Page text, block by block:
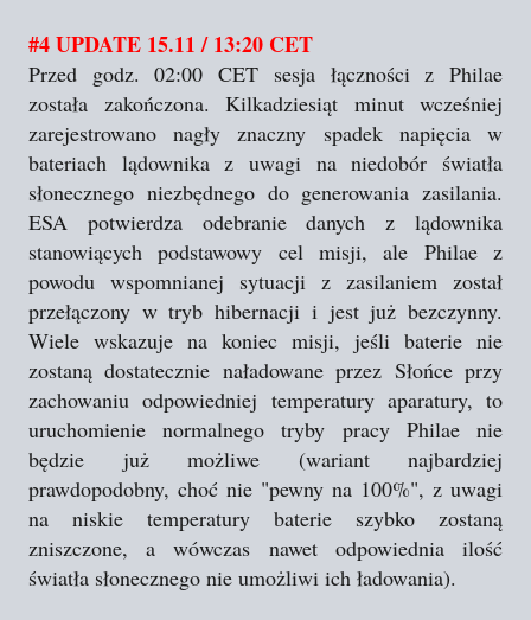
#4 UPDATE 15.11 / 13:20 CET
Przed godz. 02:00 CET sesja łączności z Philae
została zakończona. Kilkadziesiąt minut wcześniej
zarejestrowano nagły znaczny spadek napięcia w
bateriach lądownika z uwagi na niedobór światła
słonecznego niezbędnego do generowania zasilania.
ESA potwierdza odebranie danych z lądownika
stanowiących podstawowy cel misji, ale Philae z
powodu wspomnianej sytuacji z zasilaniem został
przełączony w tryb hibernacji i jest już bezczynny.
Wiele wskazuje na koniec misji, jeśli baterie nie
zostaną dostatecznie naładowane przez Słońce przy
zachowaniu odpowiedniej temperatury aparatury, to
uruchomienie normalnego tryby pracy Philae nie
będzie już możliwe (wariant najbardziej
prawdopodobny, choć nie "pewny na 100%", z uwagi
na niskie temperatury baterie szybko zostaną
zniszczone, a wówczas nawet odpowiednia ilość
światła słonecznego nie umożliwi ich ładowania).